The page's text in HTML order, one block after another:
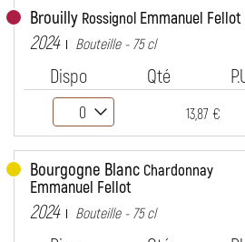
Brouilly Rossignol Emmanuel Fellot
2024 Bouteille - 75 cl
Dispo Qté
13,87 €
Bourgogne Blanc Chardonnay
Emmanuel Fellot
2024 Bouteille - 75 cl